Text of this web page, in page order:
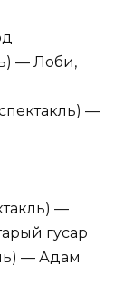
— Лоби,
—
—
гусар
— Адам